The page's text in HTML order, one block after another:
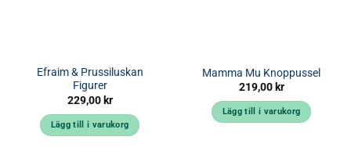
Efraim & Prussiluskan
Figurer
229,00 kr
Lägg till i varukorg
Mamma Mu Knoppussel
219,00 kr
Lägg till i varukorg